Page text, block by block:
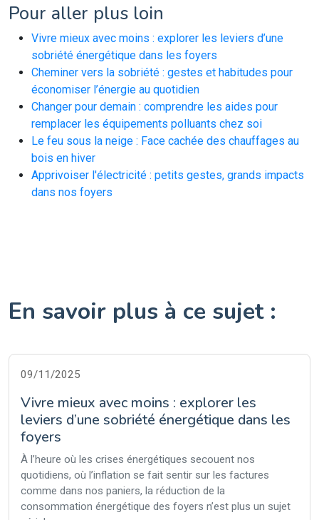
Pour aller plus loin
Vivre mieux avec moins : explorer les leviers d’une
sobriété énergétique dans les foyers
Cheminer vers la sobriété : gestes et habitudes pour
économiser l’énergie au quotidien
Changer pour demain : comprendre les aides pour
remplacer les équipements polluants chez soi
Le feu sous la neige : Face cachée des chauffages au
bois en hiver
Apprivoiser l'électricité : petits gestes, grands impacts
dans nos foyers
En savoir plus à ce sujet :
09/11/2025
Vivre mieux avec moins : explorer les
leviers d’une sobriété énergétique dans les
foyers
À l’heure où les crises énergétiques secouent nos
quotidiens, où l’inflation se fait sentir sur les factures
comme dans nos paniers, la réduction de la
consommation énergétique des foyers n’est plus un sujet